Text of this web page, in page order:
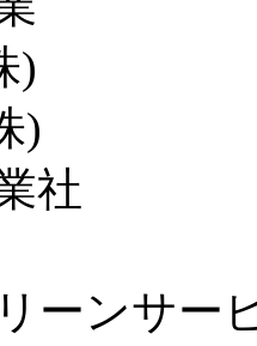
)
)
社
ーンサー